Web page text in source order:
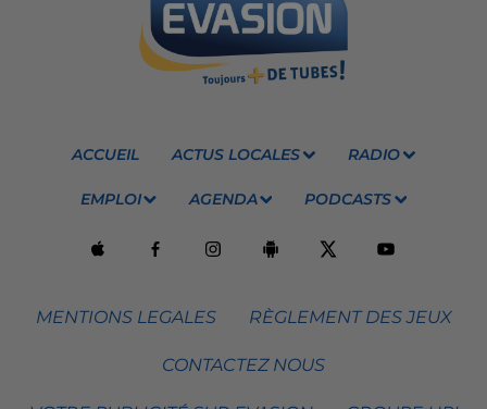
ACCUEIL ACTUS LOCALES RADIO
EMPLOI AGENDA PODCASTS
MENTIONS LEGALES RÈGLEMENT DES JEUX
CONTACTEZ NOUS